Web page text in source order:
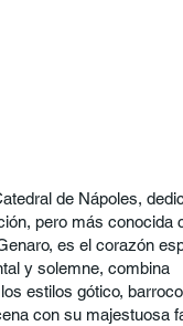
de Nápoles,
pero más conocida
es el corazón
y solemne, combina
estilos gótico,
con su majestuosa